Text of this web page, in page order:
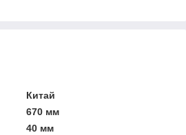
Китай
670 мм
40 мм